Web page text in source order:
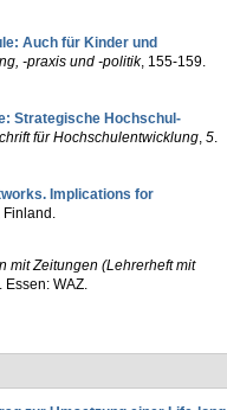
Auch für Kinder und
-praxis und -politik, 155-159.
Strategische Hochschul­
für Hochschulentwicklung, 5.
Implications for
Finland.
mit Zeitungen (Lehrerheft mit
Essen: WAZ.